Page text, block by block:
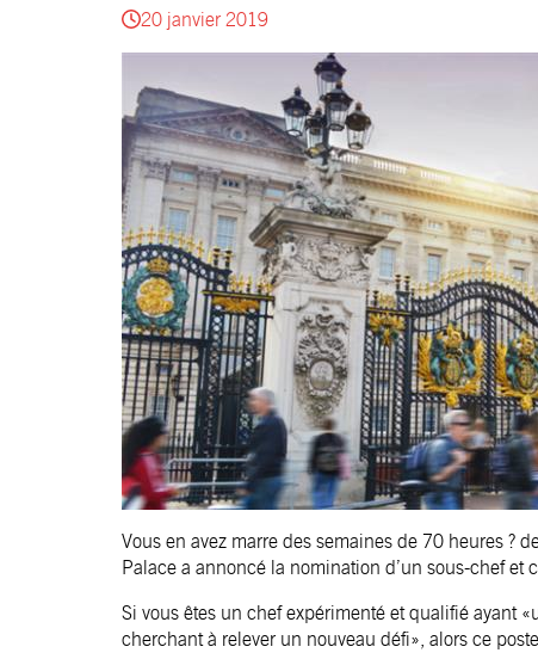
20 janvier 2019
Vous en avez marre des semaines de 70 heures ?
Palace a annoncé la nomination d’un sous-chef et
Si vous êtes un chef expérimenté et qualifié ayant
cherchant à relever un nouveau défi», alors ce